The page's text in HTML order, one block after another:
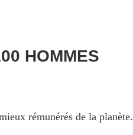
HOMMES
rémunérés de la planète.